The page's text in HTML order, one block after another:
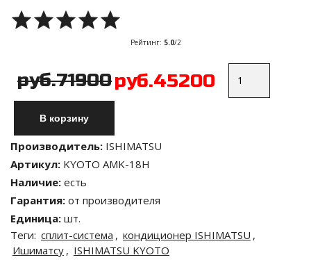
Рейтинг: 5.0/2
руб.71900руб.45200
Производитель: ISHIMATSU
Артикул: KYOTO AMK-18H
Наличие: есть
Гарантия: от производителя
Единица: шт.
Теги: сплит-система , кондиционер ISHIMATSU ,
Ишиматсу , ISHIMATSU KYOTO